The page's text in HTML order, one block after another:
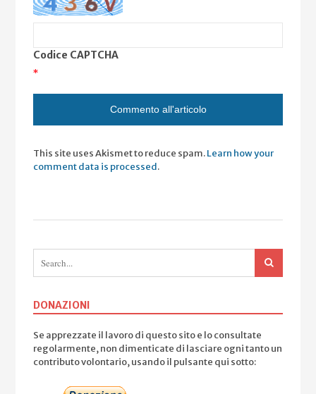
Codice CAPTCHA
*
This site uses Akismet to reduce spam.Learn how your
comment data is processed.
DONAZIONI
Se apprezzate il lavoro di questo sito e lo consultate
regolarmente, non dimenticate di lasciare ogni tanto un
contributo volontario, usando il pulsante qui sotto: